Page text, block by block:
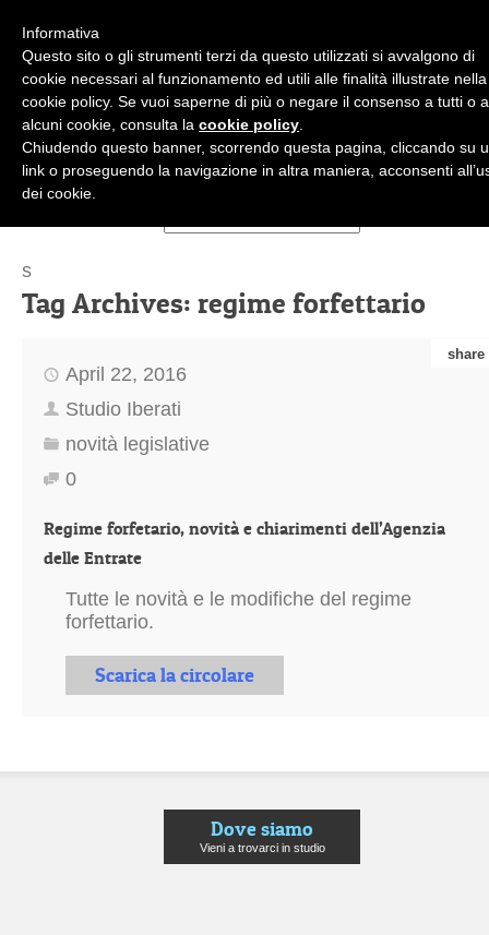
+39.02.36.50.45.99
studioiberati@studioiberati.it
IT
s
Tag Archives: regime forfettario
share
April 22, 2016
Studio Iberati
novità legislative
0
Regime forfetario, novità e chiarimenti dell’Agenzia
delle Entrate
Tutte le novità e le modifiche del regime
forfettario.
Scarica la circolare
Dove siamo
Vieni a trovarci in studio
Informativa
Questo sito o gli strumenti terzi da questo utilizzati si avvalgono di
cookie necessari al funzionamento ed utili alle finalità illustrate nella
cookie policy. Se vuoi saperne di più o negare il consenso a tutti o
alcuni cookie, consulta la cookie policy
Chiudendo questo banner, scorrendo questa pagina, cliccando su
link o proseguendo la navigazione in altra maniera, acconsenti
dei cookie.